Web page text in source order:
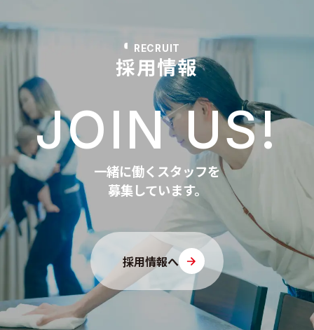
採用情報
RECRUIT
JOIN US!
一緒に働くスタッフを
募集しています。
採用情報へ